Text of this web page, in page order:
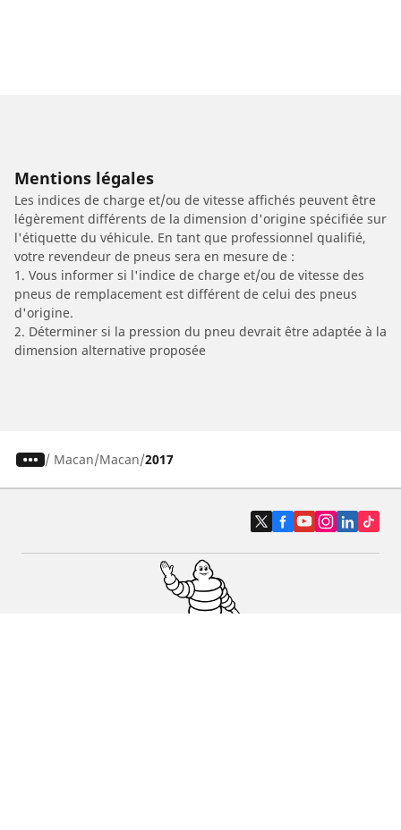
Mentions légales
Les indices de charge et/ou de vitesse affichés peuvent être
légèrement différents de la dimension d'origine spécifiée sur
l'étiquette du véhicule. En tant que professionnel qualifié,
votre revendeur de pneus sera en mesure de :
1. Vous informer si l'indice de charge et/ou de vitesse des
pneus de remplacement est différent de celui des pneus
d'origine.
2. Déterminer si la pression du pneu devrait être adaptée à la
dimension alternative proposée
/ Macan Macan 2017